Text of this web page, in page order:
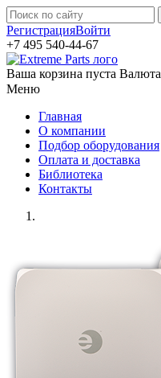
РегистрацияВойти
+7 495 540-44-67
Ваша корзина пуста Валюта
Меню
Главная
О компании
Подбор оборудования
Оплата и доставка
Библиотека
Контакты